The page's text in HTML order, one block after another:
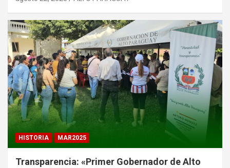
HISTORIA MAR2025
Transparencia: «Primer Gobernador de Alto